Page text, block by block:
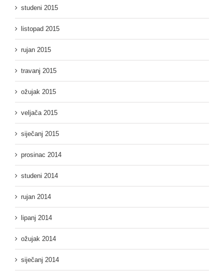
studeni 2015
listopad 2015
rujan 2015
travanj 2015
ožujak 2015
veljača 2015
siječanj 2015
prosinac 2014
studeni 2014
rujan 2014
lipanj 2014
ožujak 2014
siječanj 2014